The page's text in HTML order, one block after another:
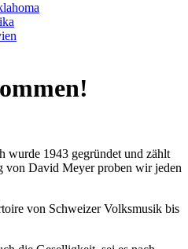
wurde 1943 gegründet und zählt
von David Meyer proben wir jeden
von Schweizer Volksmusik bis